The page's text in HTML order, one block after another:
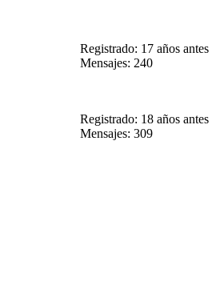
Registrado: 17 años antes
Mensajes: 240
Registrado: 18 años antes
Mensajes: 309